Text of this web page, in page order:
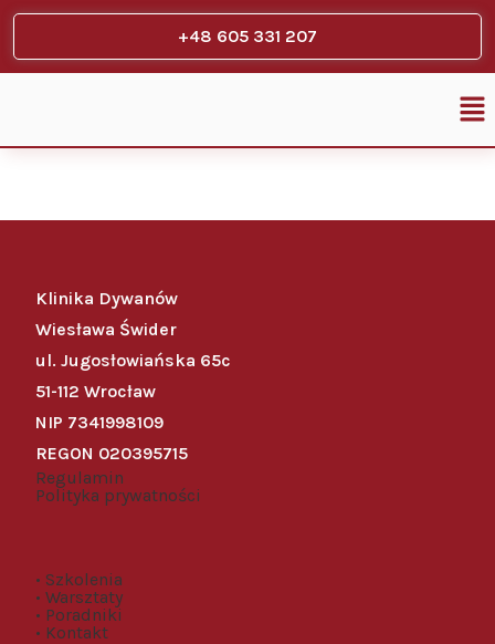
+48 605 331 207
Klinika Dywanów
Wiesława Świder
ul. Jugosłowiańska 65c
51-112 Wrocław
NIP 7341998109
REGON 020395715
Regulamin
Polityka prywatności
• Szkolenia
• Warsztaty
• Poradniki
• Kontakt